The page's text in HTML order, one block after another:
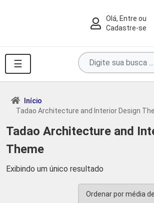
Olá, Entre ou
Cadastre-se
☰
Pesquise
por
produtos
...
Início
Tadao Architecture and Interior Design
Tadao Architecture and
Theme
Exibindo um único resultado